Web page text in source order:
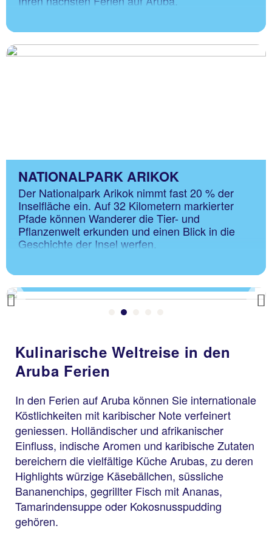
NATIONALPARK ARIKOK
Der Nationalpark Arikok nimmt fast 20 % der
Inselfläche ein. Auf 32 Kilometern markierter
Pfade können Wanderer die Tier- und
Pflanzenwelt erkunden und einen Blick in die
Geschichte der Insel werfen.
Previous
Familienferien
Familienspass von A bis Z: Sandburgen
bauen, Muscheln sammeln? Langweilig! Von
Papiamento lernen bis Merengue tanzen
finden Familien auf Aruba ein riesiges
bieten ein eigenes Kinderprogramm an.
Kulinarische Weltreise in den
Aruba Ferien
In den Ferien auf Aruba können Sie internationale
Köstlichkeiten mit karibischer Note verfeinert
geniessen. Holländischer und afrikanischer
Einfluss, indische Aromen und karibische Zutaten
bereichern die vielfältige Küche Arubas, zu deren
Highlights würzige Käsebällchen, süssliche
Bananenchips, gegrillter Fisch mit Ananas,
Tamarindensuppe oder Kokosnusspudding
gehören.